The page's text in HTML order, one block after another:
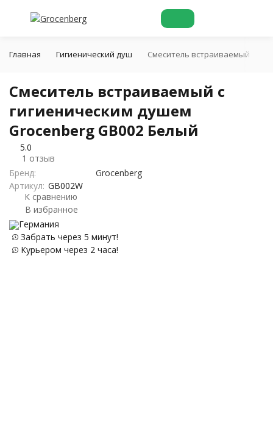
Главная Гигиенический душ Смеситель встраиваемый с
Смеситель встраиваемый с
гигиеническим душем
Grocenberg GB002 Белый
5.0
1 отзыв
Бренд:
Grocenberg
Артикул: GB002W
К сравнению
В избранное
Германия
Забрать через 5 минут!
Курьером через 2 часа!